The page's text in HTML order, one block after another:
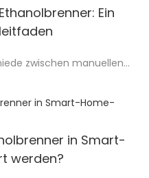
Ein
zwischen manuellen
zeigt erhebliche
Leitfaden
Bioethanol-Kaminen und
Während manuelle
Betrieb bieten,
in Smart-
werden?